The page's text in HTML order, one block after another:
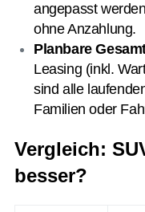
angepasst
ohne Anzahlung.
Planbare
Leasing (inkl.
sind alle
Familien oder
Vergleich:
besser?